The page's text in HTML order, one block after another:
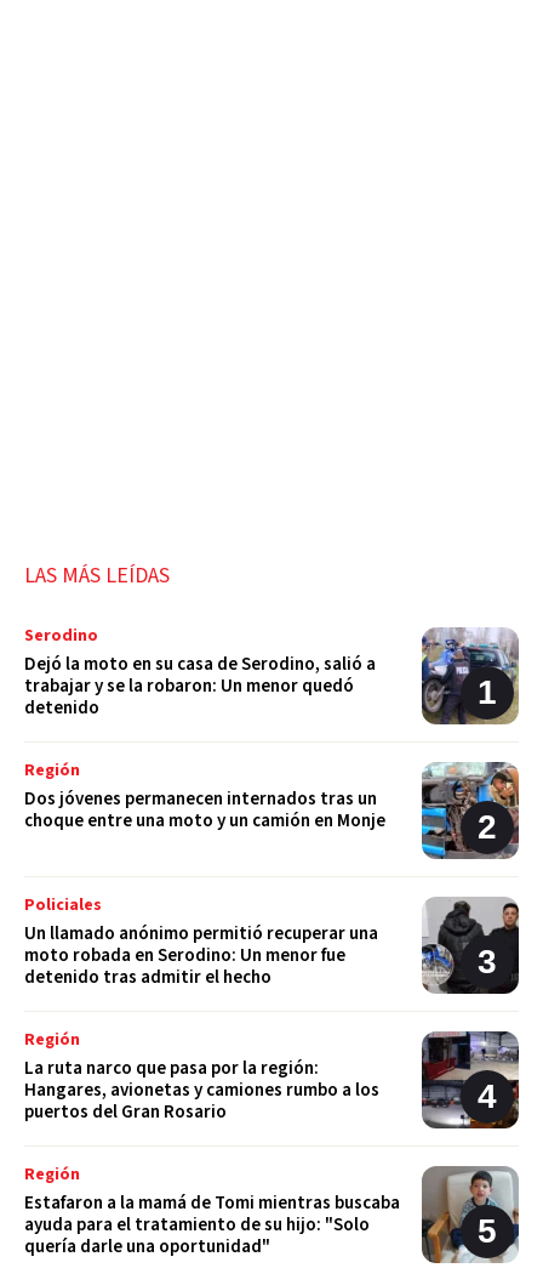
LAS MÁS LEÍDAS
Serodino
Dejó la moto en su casa de Serodino, salió a
trabajar y se la robaron: Un menor quedó
detenido
Región
Dos jóvenes permanecen internados tras un
choque entre una moto y un camión en Monje
Policiales
Un llamado anónimo permitió recuperar una
moto robada en Serodino: Un menor fue
detenido tras admitir el hecho
Región
La ruta narco que pasa por la región:
Hangares, avionetas y camiones rumbo a los
puertos del Gran Rosario
Región
Estafaron a la mamá de Tomi mientras buscaba
ayuda para el tratamiento de su hijo: "Solo
quería darle una oportunidad"